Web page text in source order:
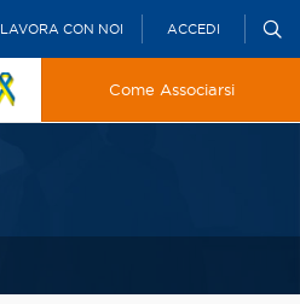
LAVORA CON NOI ACCEDI
Come Associarsi